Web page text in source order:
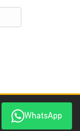
WhatsApp